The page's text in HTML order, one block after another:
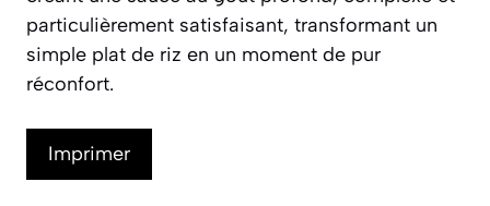
particulièrement satisfaisant, transformant un
simple plat de riz en un moment de pur
réconfort.
Imprimer